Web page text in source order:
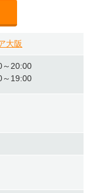
大阪
20:00
19:00